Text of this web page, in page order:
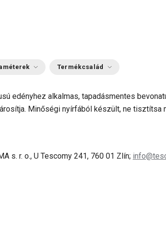
Termékcsalád
edényhez alkalmas, tapadásmentes
Minőségi nyírfából készült, ne tisztítsa
s. r. o., U Tescomy 241, 760 01 Zlín;